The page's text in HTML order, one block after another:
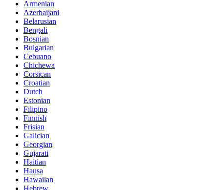
Armenian
Azerbaijani
Belarusian
Bengali
Bosnian
Bulgarian
Cebuano
Chichewa
Corsican
Croatian
Dutch
Estonian
Filipino
Finnish
Frisian
Galician
Georgian
Gujarati
Haitian
Hausa
Hawaiian
Hebrew